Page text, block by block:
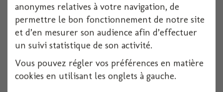
anonymes relatives à votre navigation, de
permettre le bon fonctionnement de notre site
et d’en mesurer son audience afin d’effectuer
un suivi statistique de son activité.
Vous pouvez régler vos préférences en matière
cookies en utilisant les onglets à gauche.